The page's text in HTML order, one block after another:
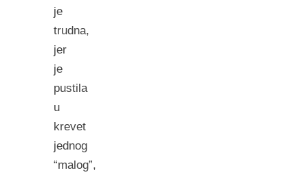
je
trudna,
jer
je
pustila
u
krevet
jednog
“malog”,